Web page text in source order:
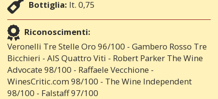
Bottiglia: lt. 0,75
Riconoscimenti:
Veronelli Tre Stelle Oro 96/100 - Gambero Rosso Tre
Bicchieri - AIS Quattro Viti - Robert Parker The Wine
Advocate 98/100 - Raffaele Vecchione -
WinesCritic.com 98/100 - The Wine Independent
98/100 - Falstaff 97/100